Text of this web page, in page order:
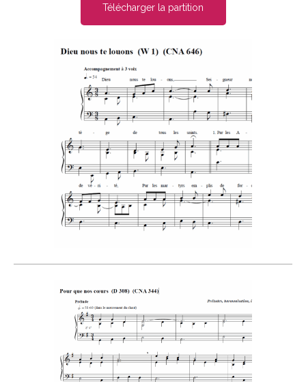
Télécharger la partition